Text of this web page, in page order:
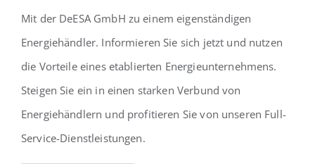
Mit der DeESA GmbH zu einem eigenständigen
Energiehändler. Informieren Sie sich jetzt und nutzen
die Vorteile eines etablierten Energieunternehmens.
Steigen Sie ein in einen starken Verbund von
Energiehändlern und profitieren Sie von unseren Full-
Service-Dienstleistungen.